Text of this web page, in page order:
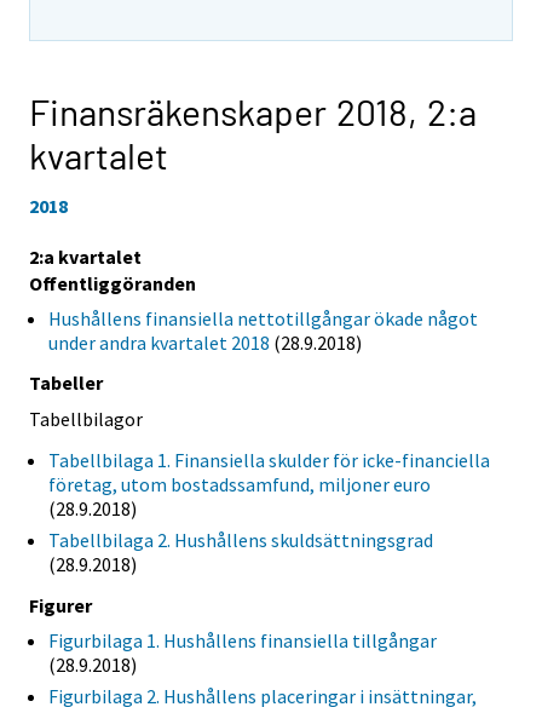
Finansräkenskaper 2018, 2:a
kvartalet
2018
2:a kvartalet
Offentliggöranden
Hushållens finansiella nettotillgångar ökade något
under andra kvartalet 2018 (28.9.2018)
Tabeller
Tabellbilagor
Tabellbilaga 1. Finansiella skulder för icke-financiella
företag, utom bostadssamfund, miljoner euro
(28.9.2018)
Tabellbilaga 2. Hushållens skuldsättningsgrad
(28.9.2018)
Figurer
Figurbilaga 1. Hushållens finansiella tillgångar
(28.9.2018)
Figurbilaga 2. Hushållens placeringar i insättningar,